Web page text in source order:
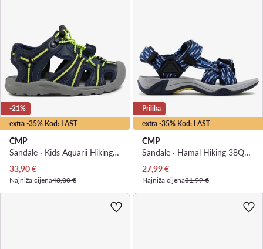
extra -35% Kod: LAST
-21%
CMP
Sandale · Kids Aquarii Hiking Sandal 30Q9664 · Tamnoplava
Trenutna cijena
33,90€
Najniža cijena43,00 €
extra -35% Kod: LAST
Prilika
CMP
Sandale · Hamal Hiking 38Q9954 · Tamnoplava
Trenutna cijena
27,99€
Najniža cijena31,99 €